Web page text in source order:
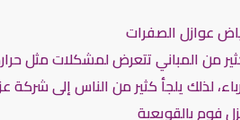
عوازل الصفرات
من المباني تتعرض لمشكلات مثل
لذلك يلجأ كثير من الناس إلى
فوم بالقويعية